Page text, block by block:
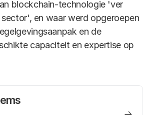
blockchain-technologie 'ver
en waar werd opgeroepen
en de
capaciteit en expertise op